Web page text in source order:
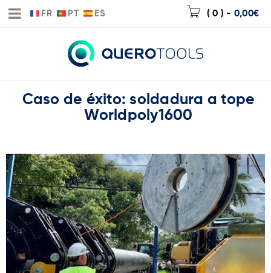
FR PT ES ( 0 ) - 0,00€
Caso de éxito: soldadura a tope
Worldpoly1600